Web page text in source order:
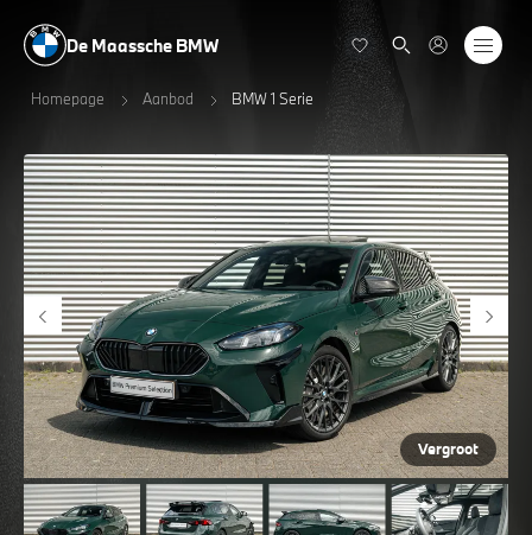
De Maassche BMW
Homepage Aanbod BMW 1 Serie
Vergroot